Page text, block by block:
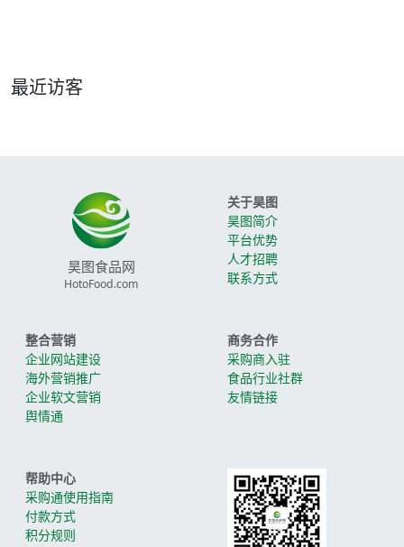
最近访客
昊图食品网
HotoFood.com
关于昊图
昊图简介
平台优势
人才招聘
联系方式
整合营销
企业网站建设
海外营销推广
企业软文营销
舆情通
商务合作
采购商入驻
食品行业社群
友情链接
帮助中心
采购通使用指南
付款方式
积分规则